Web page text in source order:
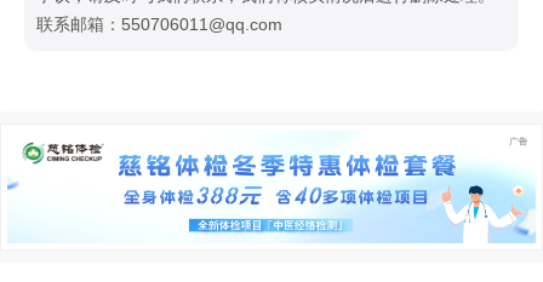
联系邮箱：550706011@qq.com